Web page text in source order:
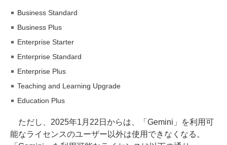
Business Standard
Business Plus
Enterprise Starter
Enterprise Standard
Enterprise Plus
Teaching and Learning Upgrade
Education Plus
ただし、2025年1月22日からは、「Gemini」を利用可
能なライセンスのユーザー以外は使用できなくなる。